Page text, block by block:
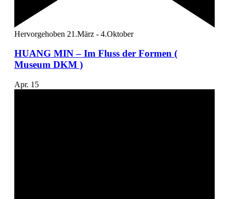
Hervorgehoben 21.März - 4.Oktober
HUANG MIN – Im Fluss der Formen (
Museum DKM )
Apr. 15